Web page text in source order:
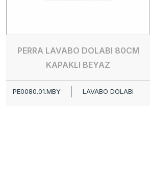
PERRA LAVABO DOLABI 80CM
KAPAKLI BEYAZ
PE0080.01.MBY LAVABO DOLABI